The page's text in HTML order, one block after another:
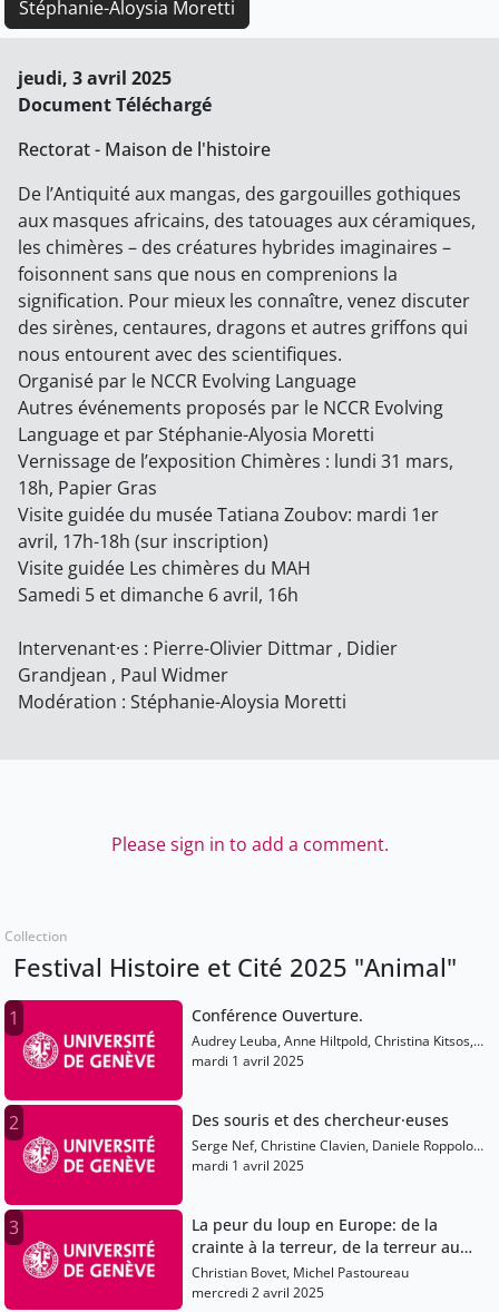
Stéphanie-Aloysia Moretti
jeudi, 3 avril 2025
Document Téléchargé
Rectorat - Maison de l'histoire
De l’Antiquité aux mangas, des gargouilles gothiques
aux masques africains, des tatouages aux céramiques,
les chimères – des créatures hybrides imaginaires –
foisonnent sans que nous en comprenions la
signification. Pour mieux les connaître, venez discuter
des sirènes, centaures, dragons et autres griffons qui
nous entourent avec des scientifiques.
Organisé par le NCCR Evolving Language
Autres événements proposés par le NCCR Evolving
Language et par Stéphanie-Alyosia Moretti
Vernissage de l’exposition Chimères : lundi 31 mars,
18h, Papier Gras
Visite guidée du musée Tatiana Zoubov: mardi 1er
avril, 17h-18h (sur inscription)
Visite guidée Les chimères du MAH
Samedi 5 et dimanche 6 avril, 16h
Intervenant·es : Pierre-Olivier Dittmar , Didier
Grandjean , Paul Widmer
Modération : Stéphanie-Aloysia Moretti
Please sign in to add a comment.
Collection
Festival Histoire et Cité 2025 "Animal"
1 Conférence Ouverture.
Audrey Leuba, Anne Hiltpold, Christina Kitsos,
Michel Grandjean, Fabiola Bartoli, Martin Rueff,
mardi 1 avril 2025
2 Des souris et des chercheur·euses
Serge Nef, Christine Clavien, Daniele Roppolo,
Bruno Strasser
mardi 1 avril 2025
3
La peur du loup en Europe: de la
crainte à la terreur, de la terreur au
fantasme
Christian Bovet, Michel Pastoureau
mercredi 2 avril 2025